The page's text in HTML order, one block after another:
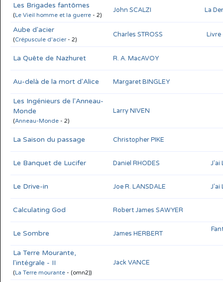
Les Brigades fantômes
(Le Vieil homme et la guerre - 2)
John SCALZI La
Aube d'acier
(Crépuscule d'acier- 2)
Charles STROSS Livre
La Quête de Nazhuret R. A. MacAVOY
Au-delà de la mort d'Alice Margaret BINGLEY
Les Ingénieurs de l'Anneau-
Monde
(Anneau-Monde - 2)
Larry NIVEN
La Saison du passage Christopher PIKE
Le Banquet de Lucifer Daniel RHODES J'ai
Le Drive-in Joe R. LANSDALE J'ai
Calculating God Robert James SAWYER
Le Sombre James HERBERT
La Terre Mourante,
l'intégrale - II
(La Terre mourante - (omn2))
Jack VANCE